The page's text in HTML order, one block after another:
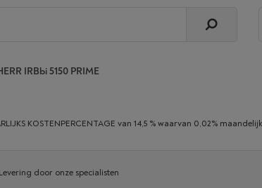
IRBbi 5150 PRIME
KOSTENPERCENTAGE van 14,5 % waarvan 0,02%
Levering door onze specialisten